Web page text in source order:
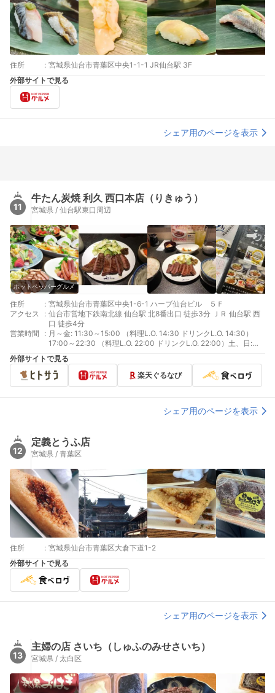
住所 : 宮城県仙台市青葉区中央1-1-1 JR仙台駅 3F
外部サイトで見る
シェア用のページを表示
11
牛たん炭焼 利久 西口本店（りきゅう）
宮城県 / 仙台駅東口周辺
ホットペッパーグルメ
住所 : 宮城県仙台市青葉区中央1-6-1 ハーブ仙台ビル ５Ｆ
アクセス
: 仙台市営地下鉄南北線 仙台駅 北8番出口 徒歩3分 ＪＲ 仙台駅 西
口 徒歩4分
営業時間
: 月～金: 11:30～15:00 （料理L.O. 14:30 ドリンクL.O. 14:30）
17:00～22:30 （料理L.O. 22:00 ドリンクL.O. 22:00）土、日:
11:30～14:30 （料理L.O. 14:30 ドリンクL.O. 14:30）15:00～
22:30 （料理L.O. 22:00 ドリンクL.O. 22:00）祝日: 11:00～
14:30 （料理L.O. 14:30 ドリンクL.O. 14:30）15:00～22:30 （料
理L.O. 22:00 ドリンクL.O. 22:00）
外部サイトで見る
楽天ぐるなび
シェア用のページを表示
12
定義とうふ店
宮城県 / 青葉区
住所 : 宮城県仙台市青葉区大倉下道1-2
外部サイトで見る
シェア用のページを表示
13
主婦の店 さいち（しゅふのみせさいち）
宮城県 / 太白区